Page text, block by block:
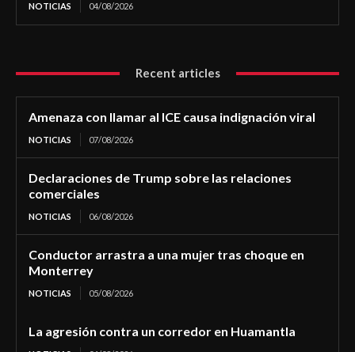
NOTICIAS 04/08/2026
Recent articles
Amenaza con llamar al ICE causa indignación viral
NOTICIAS 07/08/2026
Declaraciones de Trump sobre las relaciones
comerciales
NOTICIAS 06/08/2026
Conductor arrastra a una mujer tras choque en
Monterrey
NOTICIAS 05/08/2026
La agresión contra un corredor en Huamantla